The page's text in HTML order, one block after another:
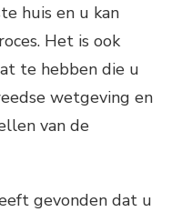
huis en u kan
Het is ook
te hebben die u
wetgeving en
van de
gevonden dat u